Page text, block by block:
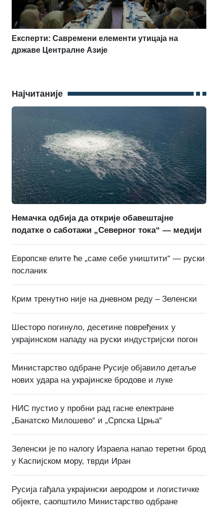
Експерти: Савремени елементи утицаја на
државе Централне Азије
Најчитаније
Немачка одбија да открије обавештајне
податке о саботажи „Северног тока“ — медији
Европске елите ће „саме себе уништити“ — руски
посланик
Крим тренутно није на дневном реду – Зеленски
Шесторо погинуло, десетине повређених у
украјинском нападу на руски индустријски погон
Министарство одбране Русије објавило детаље
нових удара на украјинске бродове и луке
НИС пустио у пробни рад гасне електране
„Банатско Милошево“ и „Српска Црња“
Зеленски је по налогу Израела напао теретни брод
у Каспијском мору, тврди Иран
Русија гађала украјински аеродром и логистичке
објекте, саопштило Министарство одбране